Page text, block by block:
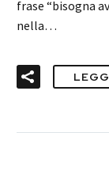
frase “bisogna
nella…